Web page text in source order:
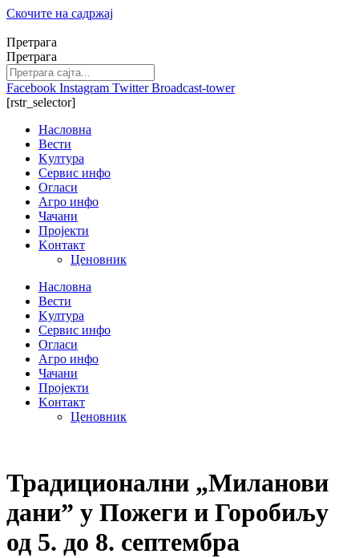
Скочите на садржај
Претрага
Претрага
Facebook Instagram Twitter Broadcast-tower
[rstr_selector]
Насловна
Вести
Kултура
Сервис инфо
Огласи
Агро инфо
Чачани
Пројекти
Kонтакт
Ценовник
Насловна
Вести
Kултура
Сервис инфо
Огласи
Агро инфо
Чачани
Пројекти
Kонтакт
Ценовник
Традиционални „Миланови
дани” у Пожеги и Горобиљу
од 5. до 8. септембра